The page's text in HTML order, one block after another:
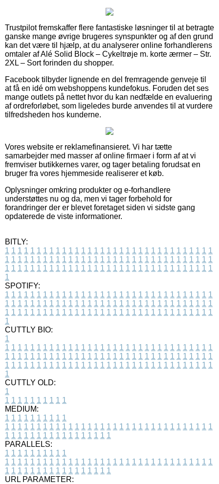
Trustpilot fremskaffer flere fantastiske løsninger til at betragte
ganske mange øvrige brugeres synspunkter og af den grund
kan det være til hjælp, at du analyserer online forhandlerens
omtaler af Alé Solid Block – Cykeltrøje m. korte ærmer – Str.
2XL – Sort forinden du shopper.
Facebook tilbyder lignende en del fremragende genveje til
at få en idé om webshoppens kundefokus. Foruden det ses
mange outlets på nettet hvor du kan nedfælde en evaluering
af ordreforløbet, som ligeledes burde anvendes til at vurdere
tilfredsheden hos kunderne.
Vores website er reklamefinansieret. Vi har tætte
samarbejder med masser af online firmaer i form af at vi
fremviser butikkernes varer, og tager betaling forudsat en
bruger fra vores hjemmeside realiserer et køb.
Oplysninger omkring produkter og e-forhandlere
understøttes nu og da, men vi tager forbehold for
forandringer der er blevet foretaget siden vi sidste gang
opdaterede de viste informationer.
BITLY:
1 1 1 1 1 1 1 1 1 1 1 1 1 1 1 1 1 1 1 1 1 1 1 1 1 1 1 1 1 1 1 1 1
1 1 1 1 1 1 1 1 1 1 1 1 1 1 1 1 1 1 1 1 1 1 1 1 1 1 1 1 1 1 1 1 1
1 1 1 1 1 1 1 1 1 1 1 1 1 1 1 1 1 1 1 1 1 1 1 1 1 1 1 1 1 1 1 1 1
1
SPOTIFY:
1 1 1 1 1 1 1 1 1 1 1 1 1 1 1 1 1 1 1 1 1 1 1 1 1 1 1 1 1 1 1 1 1
1 1 1 1 1 1 1 1 1 1 1 1 1 1 1 1 1 1 1 1 1 1 1 1 1 1 1 1 1 1 1 1 1
1 1 1 1 1 1 1 1 1 1 1 1 1 1 1 1 1 1 1 1 1 1 1 1 1 1 1 1 1 1 1 1 1
1
CUTTLY BIO:
1
1 1 1 1 1 1 1 1 1 1 1 1 1 1 1 1 1 1 1 1 1 1 1 1 1 1 1 1 1 1 1 1 1
1 1 1 1 1 1 1 1 1 1 1 1 1 1 1 1 1 1 1 1 1 1 1 1 1 1 1 1 1 1 1 1 1
1 1 1 1 1 1 1 1 1 1 1 1 1 1 1 1 1 1 1 1 1 1 1 1 1 1 1 1 1 1 1 1 1
1
CUTTLY OLD:
1
1 1 1 1 1 1 1 1 1 1
MEDIUM:
1 1 1 1 1 1 1 1 1 1
1 1 1 1 1 1 1 1 1 1 1 1 1 1 1 1 1 1 1 1 1 1 1 1 1 1 1 1 1 1 1 1 1
1 1 1 1 1 1 1 1 1 1 1 1 1 1 1 1 1
PARALLELS:
1 1 1 1 1 1 1 1 1 1
1 1 1 1 1 1 1 1 1 1 1 1 1 1 1 1 1 1 1 1 1 1 1 1 1 1 1 1 1 1 1 1 1
1 1 1 1 1 1 1 1 1 1 1 1 1 1 1 1 1
URL PARAMETER: